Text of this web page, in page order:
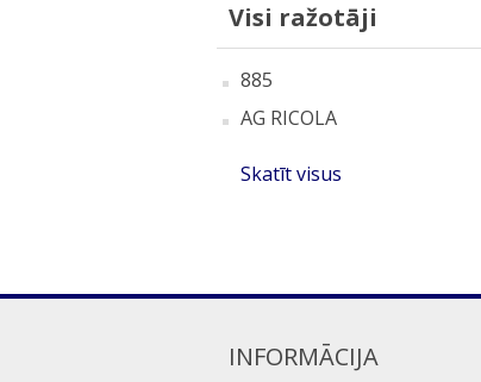
Visi ražotāji
885
AG RICOLA
Skatīt visus
INFORMĀCIJA